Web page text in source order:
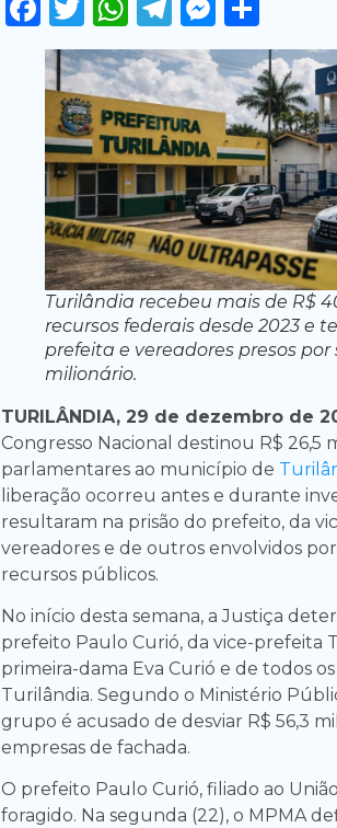
Turilândia recebeu mais de R$
recursos federais desde 2023 e
prefeita e vereadores presos
milionário.
TURILÂNDIA, 29 de dezembro de
Congresso Nacional destinou R$ 26,5
parlamentares ao município de
liberação ocorreu antes e durante
resultaram na prisão do prefeito, da
vereadores e de outros envolvidos
recursos públicos.
No início desta semana, a Justiça
prefeito Paulo Curió, da vice-prefeita
primeira-dama Eva Curió e de todos
Turilândia. Segundo o Ministério
grupo é acusado de desviar R$ 56,3
empresas de fachada.
O prefeito Paulo Curió, filiado ao
foragido. Na segunda (22), o MPMA